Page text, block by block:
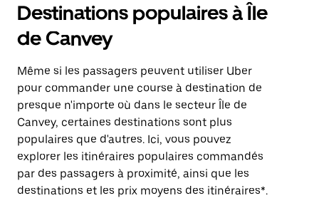
Destinations populaires à Île
de Canvey
Même si les passagers peuvent utiliser Uber
pour commander une course à destination de
presque n'importe où dans le secteur Île de
Canvey, certaines destinations sont plus
populaires que d'autres. Ici, vous pouvez
explorer les itinéraires populaires commandés
par des passagers à proximité, ainsi que les
destinations et les prix moyens des itinéraires*.